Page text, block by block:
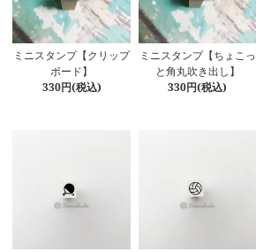
ミニスタンプ【クリップ
ボード】
330円(税込)
ミニスタンプ【ちょこっ
と角丸吹き出し】
330円(税込)